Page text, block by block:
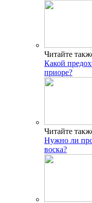
Читайте
Какой
приоре?
Читайте
Нужно ли
воска?